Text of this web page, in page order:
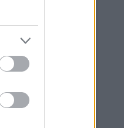
(profil